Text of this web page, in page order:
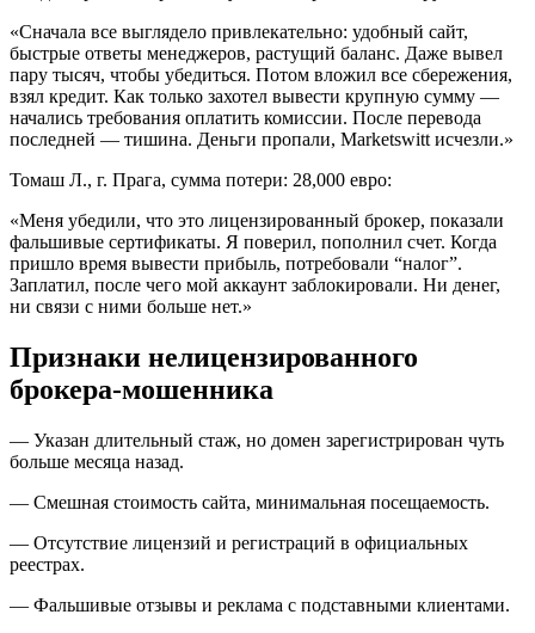
«Сначала все выглядело привлекательно: удобный сайт,
быстрые ответы менеджеров, растущий баланс. Даже вывел
пару тысяч, чтобы убедиться. Потом вложил все сбережения,
взял кредит. Как только захотел вывести крупную сумму —
начались требования оплатить комиссии. После перевода
последней — тишина. Деньги пропали, Marketswitt исчезли.»
Томаш Л., г. Прага, сумма потери: 28,000 евро:
«Меня убедили, что это лицензированный брокер, показали
фальшивые сертификаты. Я поверил, пополнил счет. Когда
пришло время вывести прибыль, потребовали “налог”.
Заплатил, после чего мой аккаунт заблокировали. Ни денег,
ни связи с ними больше нет.»
Признаки нелицензированного
брокера-мошенника
— Указан длительный стаж, но домен зарегистрирован чуть
больше месяца назад.
— Смешная стоимость сайта, минимальная посещаемость.
— Отсутствие лицензий и регистраций в официальных
реестрах.
— Фальшивые отзывы и реклама с подставными клиентами.